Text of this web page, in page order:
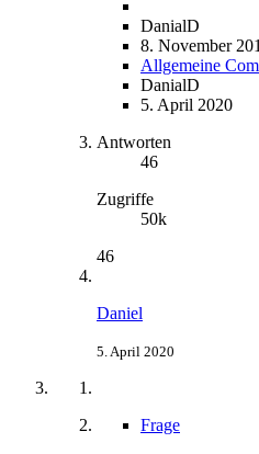
DanialD
8. November
Allgemeine
DanialD
5. April 2020
Antworten
46
Zugriffe
50k
46
Daniel
5. April 2020
Frage